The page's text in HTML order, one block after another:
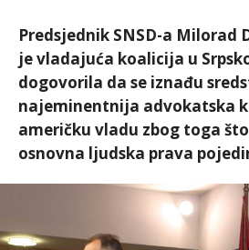
Predsjednik SNSD-a Milorad
je vladajuća koalicija u
dogovorila da se iznađu
najeminentnija advokatska
američku vladu zbog toga
osnovna ljudska prava